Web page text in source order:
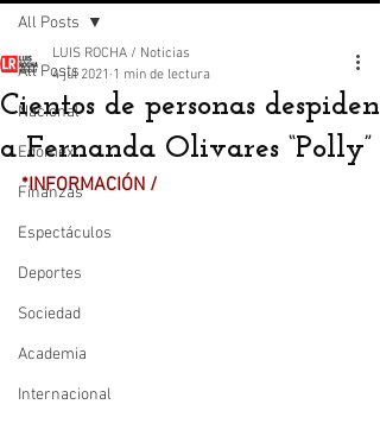
All Posts
Nacional
Edomex
Finanzas
Espectáculos
Deportes
Sociedad
Academia
Internacional
All Posts
Cientos de personas despiden
a Fernanda Olivares “Polly”
LUIS ROCHA / Noticias
4 jul 2021 1 min de lectura
*INFORMACIÓN /